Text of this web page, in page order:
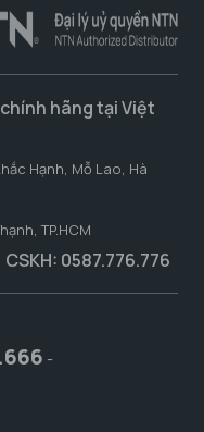
hãng tại Việt
Hạnh, Mỗ Lao, Hà
TP.HCM
CSKH: 0587.776.776
-